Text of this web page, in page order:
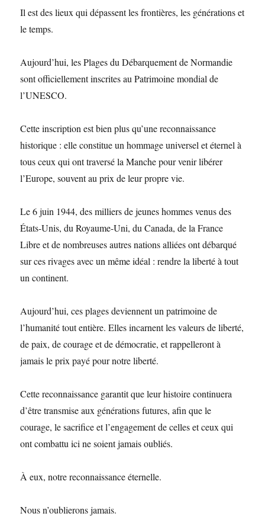
Il est des lieux qui dépassent les frontières, les générations et
le temps.
Aujourd’hui, les Plages du Débarquement de Normandie
sont officiellement inscrites au Patrimoine mondial de
l’UNESCO.
Cette inscription est bien plus qu’une reconnaissance
historique : elle constitue un hommage universel et éternel à
tous ceux qui ont traversé la Manche pour venir libérer
l’Europe, souvent au prix de leur propre vie.
Le 6 juin 1944, des milliers de jeunes hommes venus des
États-Unis, du Royaume-Uni, du Canada, de la France
Libre et de nombreuses autres nations alliées ont débarqué
sur ces rivages avec un même idéal : rendre la liberté à tout
un continent.
Aujourd’hui, ces plages deviennent un patrimoine de
l’humanité tout entière. Elles incarnent les valeurs de liberté,
de paix, de courage et de démocratie, et rappelleront à
jamais le prix payé pour notre liberté.
Cette reconnaissance garantit que leur histoire continuera
d’être transmise aux générations futures, afin que le
courage, le sacrifice et l’engagement de celles et ceux qui
ont combattu ici ne soient jamais oubliés.
À eux, notre reconnaissance éternelle.
Nous n’oublierons jamais.